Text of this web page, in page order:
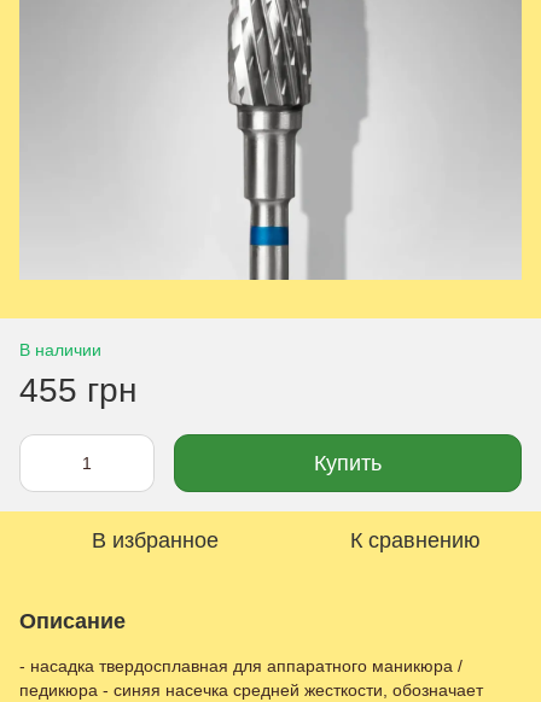
В наличии
455 грн
Купить
В избранное К сравнению
Описание
- насадка твердосплавная для аппаратного маникюра /
педикюра - синяя насечка средней жесткости, обозначает